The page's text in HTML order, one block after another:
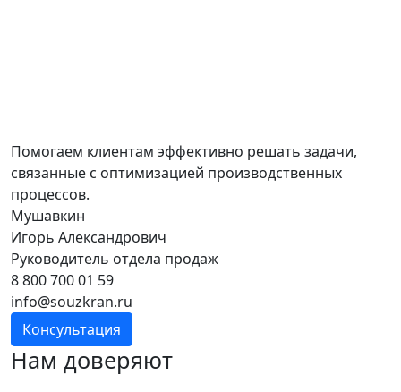
Помогаем клиентам эффективно решать задачи,
связанные с оптимизацией производственных
процессов.
Мушавкин
Игорь Александрович
Руководитель отдела продаж
8 800 700 01 59
info@souzkran.ru
Консультация
Нам доверяют